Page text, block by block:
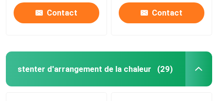
Contact Contact
stenter d'arrangement de la chaleur (29)